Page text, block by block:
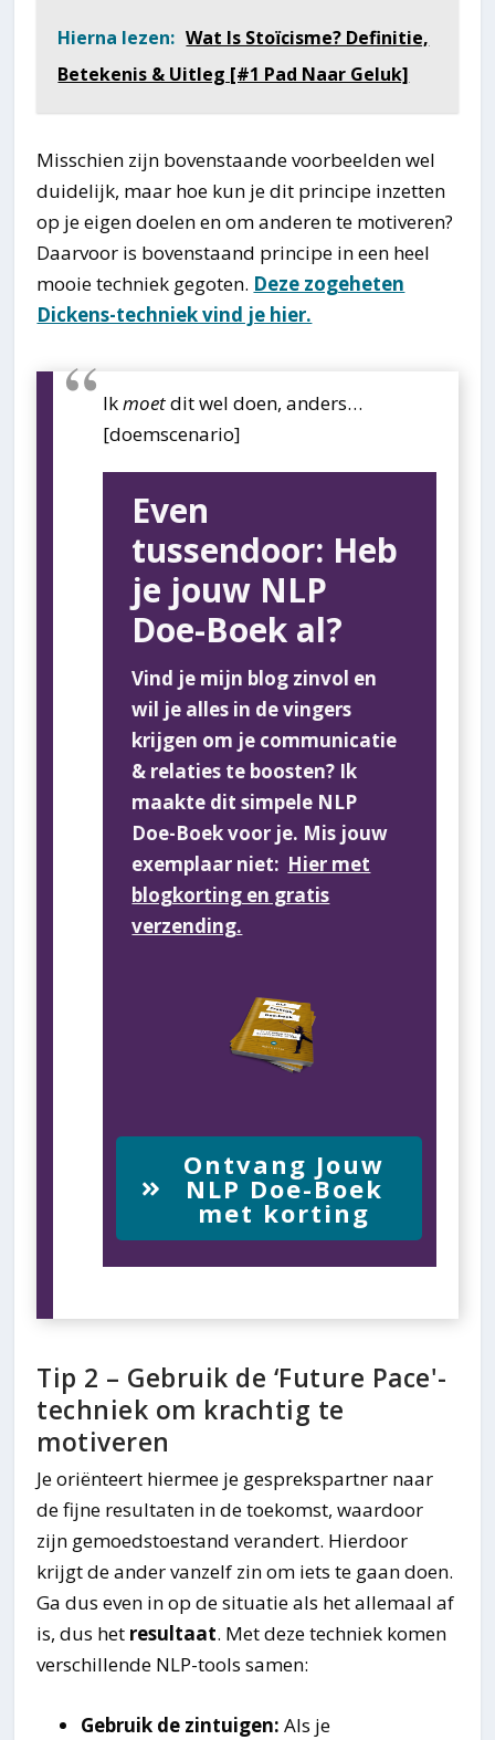
Hierna lezen: Wat Is Stoïcisme? Definitie,
Betekenis & Uitleg [#1 Pad Naar Geluk]
Misschien zijn bovenstaande voorbeelden wel
duidelijk, maar hoe kun je dit principe inzetten
op je eigen doelen en om anderen te motiveren?
Daarvoor is bovenstaand principe in een heel
mooie techniek gegoten. Deze zogeheten
Dickens-techniek vind je hier.
Ikmoetdit wel doen, anders…
[doemscenario]
Even
tussendoor: Heb
je jouw NLP
Doe-Boek al?
Vind je mijn blog zinvol en
wil je alles in de vingers
krijgen om je communicatie
& relaties te boosten? Ik
maakte dit simpele NLP
Doe-Boek voor je. Mis jouw
exemplaar niet: Hier met
blogkorting en gratis
verzending.
Ontvang Jouw
NLP Doe-Boek
met korting
Tip 2 – Gebruik de ‘Future Pace'-
techniek om krachtig te
motiveren
Je oriënteert hiermee je gesprekspartner naar
de fijne resultaten in de toekomst, waardoor
zijn gemoedstoestand verandert. Hierdoor
krijgt de ander vanzelf zin om iets te gaan doen.
Ga dus even in op de situatie als het allemaal af
is, dus het resultaat. Met deze techniek komen
verschillende NLP-tools samen:
Gebruik de zintuigen:Als je